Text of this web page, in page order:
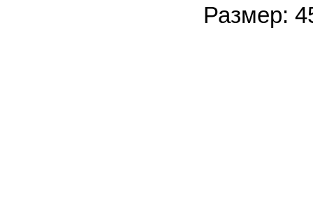
Размер: